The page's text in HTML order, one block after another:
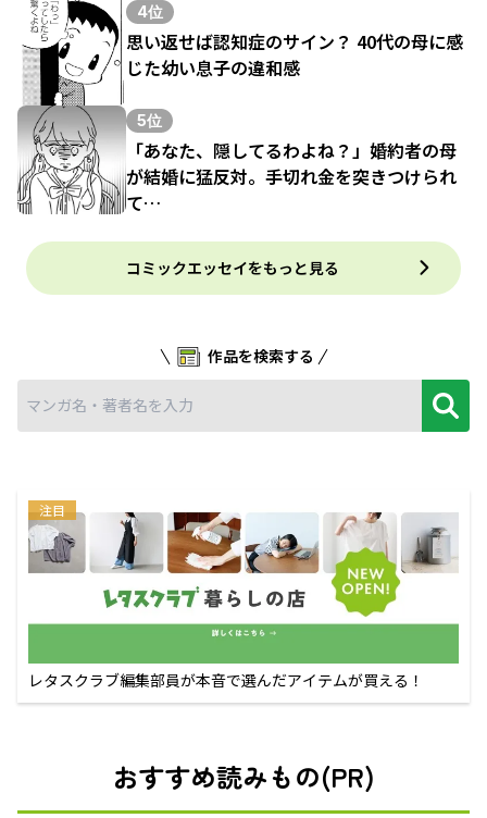
4位
思い返せば認知症のサイン？ 40代の母に感
じた幼い息子の違和感
5位
「あなた、隠してるわよね？」婚約者の母
が結婚に猛反対。手切れ金を突きつけられ
て…
コミックエッセイをもっと見る
作品を検索する
注目
レタスクラブ編集部員が本音で選んだアイテムが買える！
おすすめ読みもの(PR)